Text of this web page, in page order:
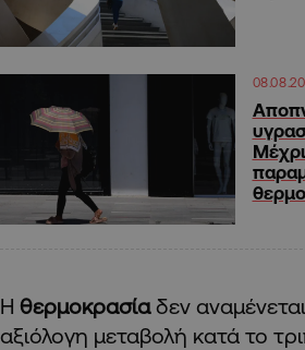
Η θερμοκρασίαδεν
αξιόλογη μεταβολή κατά το